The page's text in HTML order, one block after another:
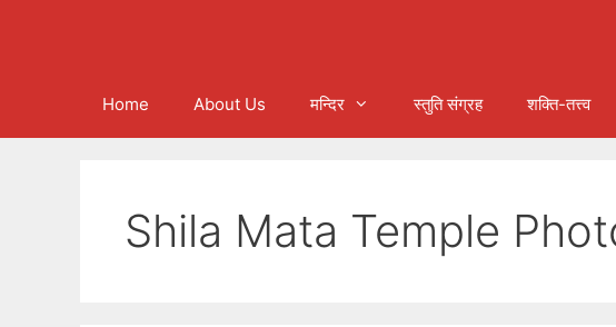
Home About Us मन्दिर स्तुति संग्रह शक्ति-तत्त्व
Shila Mata Temple